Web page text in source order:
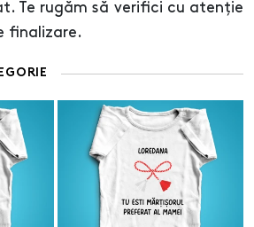
Te rugăm să verifici cu atenție
finalizare.